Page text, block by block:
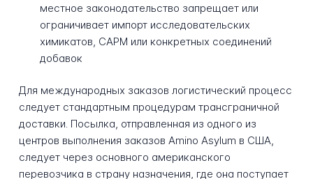
местное законодательство запрещает или
ограничивает импорт исследовательских
химикатов, САРМ или конкретных соединений
добавок
Для международных заказов логистический процесс
следует стандартным процедурам трансграничной
доставки. Посылка, отправленная из одного из
центров выполнения заказов Amino Asylum в США,
следует через основного американского
перевозчика в страну назначения, где она поступает